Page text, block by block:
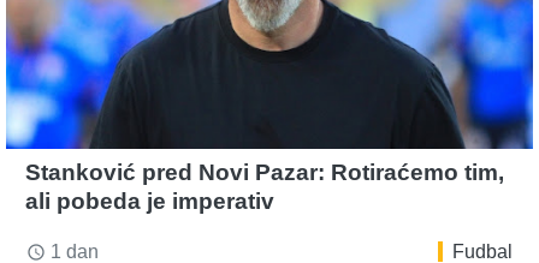
Stanković pred Novi Pazar: Rotiraćemo tim,
ali pobeda je imperativ
access_time 1 dan Fudbal